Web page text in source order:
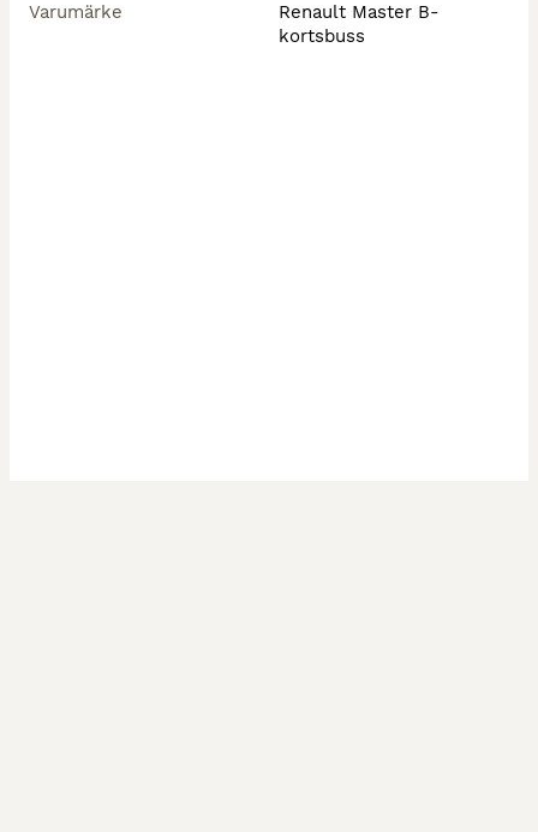
Varumärke
Renault Master B-
kortsbuss